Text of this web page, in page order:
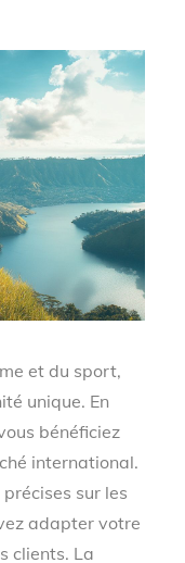
et du sport,
unique. En
bénéficiez
international.
sur les
adapter votre
clients. La